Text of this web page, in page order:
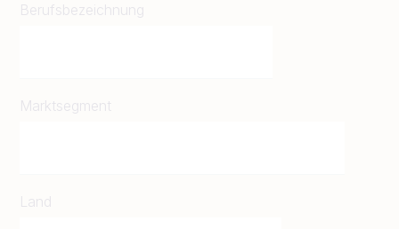
Berufsbezeichnung
Marktsegment
Land